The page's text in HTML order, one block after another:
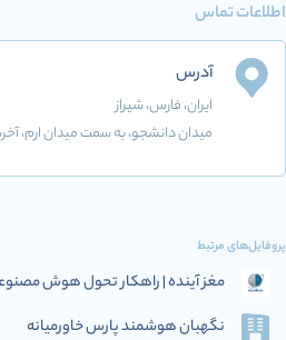
اطلاعات تماس
آدرس
ایران، فارس، شیراز
میدان دانشجو، به سمت میدان ارم،
پروفایل‌های مرتبط
مغز آینده | راهکار تحول هوش
نگهبان هوشمند پارس خاورمیانه